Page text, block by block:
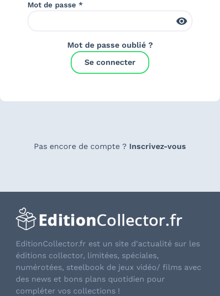
Mot de passe *
Mot de passe oublié ?
Se connecter
Pas encore de compte ? Inscrivez-vous
EditionCollector.fr est un site d'actualité sur les
éditions collector, limitées, spéciales,
numérotées, steelbook de jeux vidéo/ films avec
des news et bons plans quotidien pour
compléter vos collections !